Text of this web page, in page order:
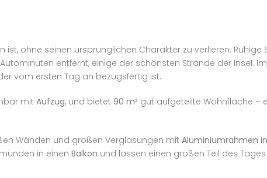
ist, ohne seinen ursprünglichen Charakter zu verlieren. Ruhige
entfernt, einige der schönsten Strände der Insel. Im
vom ersten Tag an bezugsfertig ist.
mit Aufzug, und bietet 90 m² gut aufgeteilte Wohnfläche –
Wänden und großen Verglasungen mit Aluminiumrahmen
in einen Balkon und lassen einen großen Teil des